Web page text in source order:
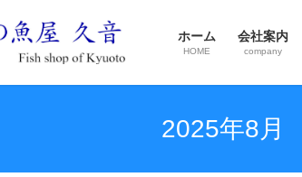
ホーム
HOME
会社案内
company
2025年8月